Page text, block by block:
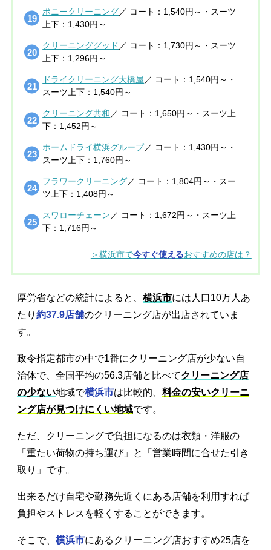
ポニークリーニング／ コート：1,540円～・スーツ
上下：1,430円～
クリーニンググッド ／ コート：1,730円～・スーツ
上下：1,296円～
ドライクリーニング大橋屋 ／ コート：1,540円～・
スーツ上下：1,540円～
クリーニング共和 ／ コート：1,650円～・スーツ上
下：1,452円～
ホームドライ横浜グループ／ コート：1,430円～・
スーツ上下：1,760円～
フラワークリーニング／ コート：1,804円～・スー
ツ上下：1,408円～
スワローチェーン ／ コート：1,672円～・スーツ上
下：1,716円～
＞横浜市で今すぐ使えるおすすめの店は？
厚労省などの統計によると、 横浜市には人口10万人あ
たり 約37.9店舗のクリーニング店が出店されていま
す。
政令指定都市の中で1番にクリーニング店が少ない自
治体で、全国平均の56.3店舗と比べてクリーニング店
の少ない地域で横浜市は比較的、 料金の安いクリーニ
ング店が見つけにくい地域です。
ただ、クリーニングで負担になるのは衣類・洋服の
「重たい荷物の持ち運び」と「営業時間に合せた引き
取り」です。
出来るだけ自宅や勤務先近くにある店舗を利用すれば
負担やストレスを軽くすることができます。
そこで、 横浜市にあるクリーニング店おすすめ25店を